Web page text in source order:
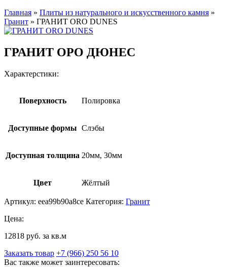
Главная » Плиты из натурального и искусственного камня »
Гранит » ГРАНИТ ORO DUNES
ГРАНИТ ОРО ДЮНЕС
Характерстики:
Поверхность Полировка
Доступные формы Слэбы
Доступная толщина 20мм, 30мм
Цвет Жёлтый
Артикул: eea99b90a8ce Категория: Гранит
Цена:
12818 руб. за кв.м
Заказать товар +7 (966) 250 56 10
Вас также может заинтересовать: